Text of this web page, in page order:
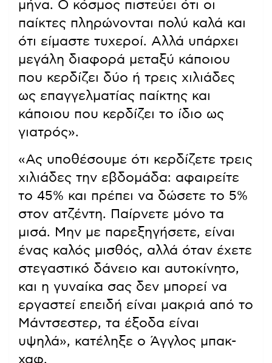
μήνα. Ο κόσμος πιστεύει ότι οι
παίκτες πληρώνονται πολύ καλά και
ότι είμαστε τυχεροί. Αλλά υπάρχει
μεγάλη διαφορά μεταξύ κάποιου
που κερδίζει δύο ή τρεις χιλιάδες
ως επαγγελματίας παίκτης και
κάποιου που κερδίζει το ίδιο ως
γιατρός».
«Ας υποθέσουμε ότι κερδίζετε τρεις
χιλιάδες την εβδομάδα: αφαιρείτε
το 45% και πρέπει να δώσετε το 5%
στον ατζέντη. Παίρνετε μόνο τα
μισά. Μην με παρεξηγήσετε, είναι
ένας καλός μισθός, αλλά όταν έχετε
στεγαστικό δάνειο και αυτοκίνητο,
και η γυναίκα σας δεν μπορεί να
εργαστεί επειδή είναι μακριά από το
Μάντσεστερ, τα έξοδα είναι
υψηλά», κατέληξε ο Άγγλος μπακ-
χαφ.